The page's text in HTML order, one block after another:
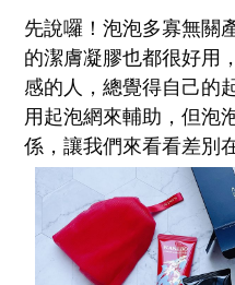
先說囉！泡泡多寡無關
的潔膚凝膠也都很好用
感的人，總覺得自己的
用起泡網來輔助，但泡
係，讓我們來看看差別